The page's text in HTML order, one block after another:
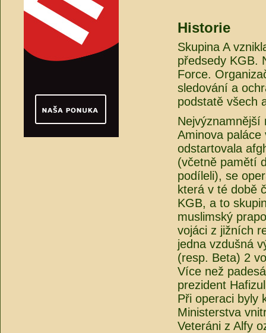
Historie
Skupina A
předsedy KGB.
Force.
sledování a
podstatě všech
Nejvýznamnější
Aminova
odstartovala
(včetně pamětí
podíleli), se
která v té době
KGB, a to
muslimský
vojáci z jižních
jedna vzdušná
(resp. Beta) 2
Více než
prezident
Při operaci byly
Ministerstva
Veteráni z Alfy